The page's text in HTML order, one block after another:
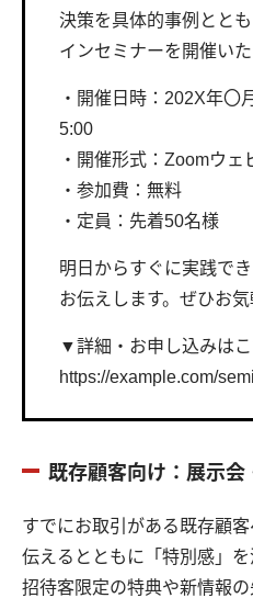
決策を具体的事例とと
インセミナーを開催いた
・開催日時：202X年〇
5:00
・開催形式：Zoomウェ
・参加費：無料
・定員：先着50名様
明日からすぐに実践で
お伝えします。ぜひお
▼詳細・お申し込みはこ
https://example.com/
既存顧客向け：展示会
すでにお取引がある既存顧
伝えるとともに「特別感」を
招待客限定の特典や新情報